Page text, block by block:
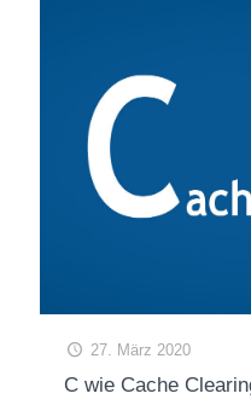
27. März 2020
C wie Cache